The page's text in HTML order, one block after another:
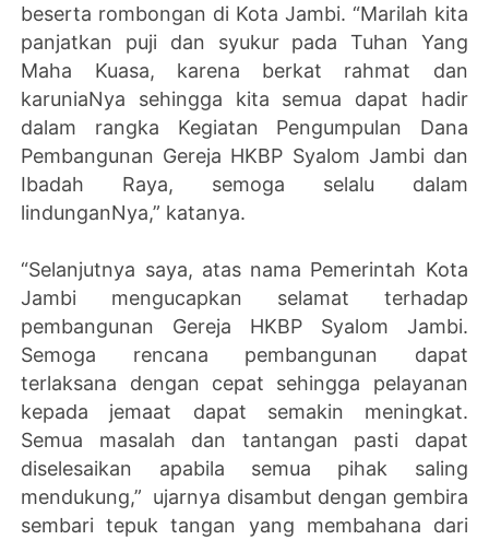
beserta rombongan di Kota Jambi. “Marilah kita
panjatkan puji dan syukur pada Tuhan Yang
Maha Kuasa, karena berkat rahmat dan
karuniaNya sehingga kita semua dapat hadir
dalam rangka Kegiatan Pengumpulan Dana
Pembangunan Gereja HKBP Syalom Jambi dan
Ibadah Raya, semoga selalu dalam
lindunganNya,” katanya.
“Selanjutnya saya, atas nama Pemerintah Kota
Jambi mengucapkan selamat terhadap
pembangunan Gereja HKBP Syalom Jambi.
Semoga rencana pembangunan dapat
terlaksana dengan cepat sehingga pelayanan
kepada jemaat dapat semakin meningkat.
Semua masalah dan tantangan pasti dapat
diselesaikan apabila semua pihak saling
mendukung,” ujarnya disambut dengan gembira
sembari tepuk tangan yang membahana dari